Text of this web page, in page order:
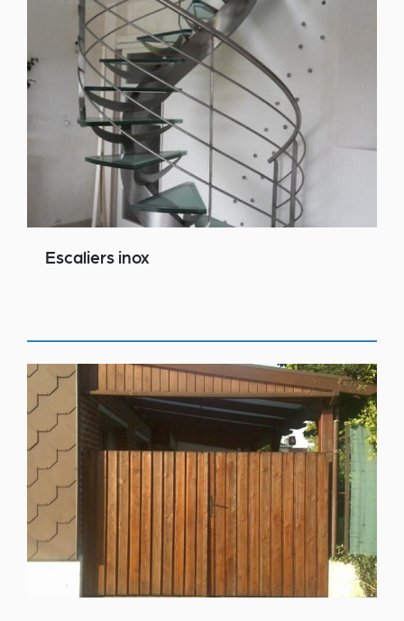
Escaliers inox